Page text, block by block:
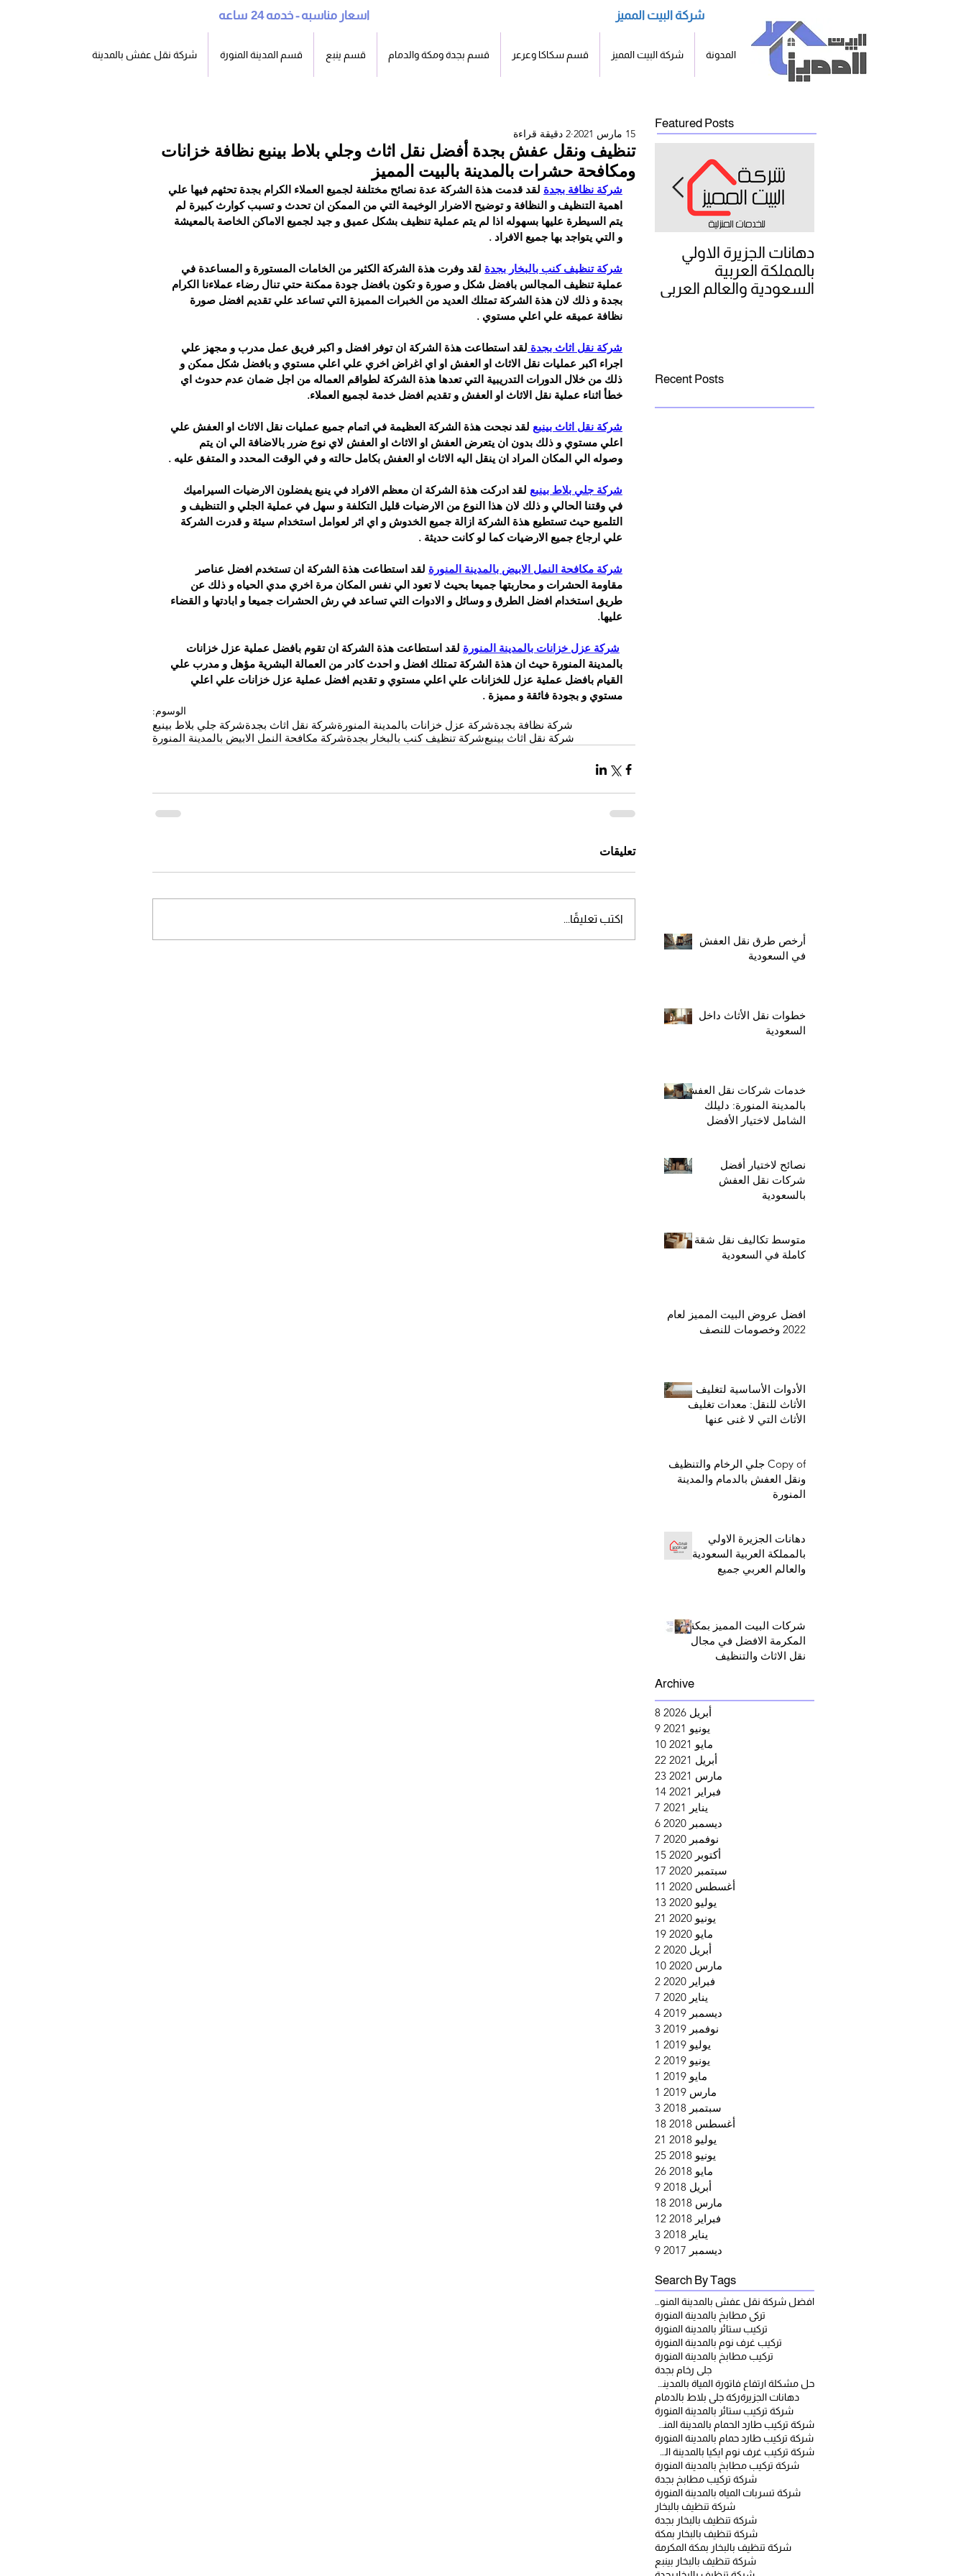
اسعار مناسبه - خدمه24 شركة البيت المميز
شركة نقل عفش بالمدينة قسم المدينة المنورة قسم ينبع قسم بجدة ومكة والدمام قسم سكاكا وعرعر شركة البيت المميز المدونة
تنظيف ونقل عفش بجدة أفضل نقل اثاث وجلي بلاط بينبع نظافة خزانات
ومكافحة حشرات بالمدينة بالبيت المميز
15 مارس 2021 2 دقيقة قراءة
شركة نظافة بجدة لقد قدمت هذة الشركة عدة نصائح مختلفة لجميع العملاء الكرام بجدة تحثهم فيها علي
اهمية التنظيف و النظافة و توضيح الاضرار الوخيمة التي من الممكن ان تحدث و تسبب كوارث كبيرة لم
يتم السيطرة عليها بسهوله اذا لم يتم عملية تنظيف بشكل عميق و جيد لجميع الاماكن الخاصة بالمعيشة
و التي يتواجد بها جميع الافراد .
شركة تنظيف كنب بالبخار بجدة لقد وفرت هذة الشركة الكثير من الخامات المستورة و المساعدة في
عملية تنظيف المجالس بافضل شكل و صورة و تكون بافضل جودة ممكنة حتي تنال رضاء عملاءنا الكرام
بجدة و ذلك لان هذة الشركة تمتلك العديد من الخبرات المميزة التي تساعد علي تقديم افضل صورة
نظافة عميقه علي اعلي مستوي .
شركة نقل اثاث بجدة لقد استطاعت هذة الشركة ان توفر افضل و اكبر فريق عمل مدرب و مجهز علي
اجراء اكبر عمليات نقل الاثاث او العفش او اي اغراض اخري علي اعلي مستوي و بافضل شكل ممكن و
ذلك من خلال الدورات التدريبية التي تعدها هذة الشركة لطواقم العماله من اجل ضمان عدم حدوث اي
خطأ اثناء عملية نقل الاثاث او العفش و تقديم افضل خدمة لجميع العملاء.
شركة نقل اثاث بينبع لقد نجحت هذة الشركة العظيمة في اتمام جميع عمليات نقل الاثاث او العفش علي
اعلي مستوي و ذلك بدون ان يتعرض العفش او الاثاث او العفش لاي نوع ضرر بالاضافة الي ان يتم
وصوله الي المكان المراد ان ينقل اليه الاثاث او العفش بكامل حالته و في الوقت المحدد و المتفق عليه .
شركة جلي بلاط بينبع لقد ادركت هذة الشركة ان معظم الافراد في ينبع يفضلون الارضيات السيراميك
في وقتنا الحالي و ذلك لان هذا النوع من الارضيات قليل التكلفة و سهل في عملية الجلي و التنظيف و
التلميع حيث تستطيع هذة الشركة ازالة جميع الخدوش و اي اثر لعوامل استخدام سيئة و قدرت الشركة
علي ارجاع جميع الارضيات كما لو كانت حديثة .
شركة مكافحة النمل الابيض بالمدينة المنورة لقد استطاعت هذة الشركة ان تستخدم افضل عناصر
مقاومة الحشرات و محاربتها جميعا بحيث لا تعود الي نفس المكان مرة اخري مدي الحياه و ذلك عن
طريق استخدام افضل الطرق و وسائل و الادوات التي تساعد في رش الحشرات جميعا و ابادتها و القضاء
عليها.
شركة عزل خزانات بالمدينة المنورة لقد استطاعت هذة الشركة ان تقوم بافضل عملية عزل خزانات
بالمدينة المنورة حيث ان هذة الشركة تمتلك افضل و احدث كادر من العمالة البشرية مؤهل و مدرب علي
القيام بافضل عملية عزل للخزانات علي اعلي مستوي و تقديم افضل عملية عزل خزانات علي اعلي
مستوي و بجودة فائقة و مميزة .
الوسوم:
شركة نظافة بجدةشركة عزل خزانات بالمدينة المنورةشركة نقل اثاث بجدةشركة جلي بلاط بينبع
شركة نقل اثاث بينبعشركة تنظيف كنب بالبخار بجدةشركة مكافحة النمل الابيض بالمدينة المنورة
تعليقات
اكتب تعليقًا...
Featured Posts
دهانات الجزيرة الاولي
بالمملكة العربية
السعودية والعالم العربي
للجلي بالمدينة المنورة
واقوي شركة تنظيف
المنوره لدينا أفضل أجهزة
وأدوات نقل الاثاث
المنزلي بأرخص الأسعار
حشرات منزلية بأرخص
الأسعار في شركة البيت
المميز
لدينا فني نجار محترف
Recent Posts
أرخص طرق نقل العفش
في السعودية
خطوات نقل الأثاث داخل
السعودية
خدمات شركات نقل العفش
بالمدينة المنورة: دليلك
الشامل لاختيار الأفضل
نصائح لاختيار أفضل
شركات نقل العفش
بالسعودية
متوسط تكاليف نقل شقة
كاملة في السعودية
افضل عروض البيت المميز لعام
2022 وخصومات للنصف
الأدوات الأساسية لتغليف
الأثاث للنقل: معدات تغليف
الأثاث التي لا غنى عنها
Copy of جلي الرخام والتنظيف
ونقل العفش بالدمام والمدينة
المنورة
دهانات الجزيرة الاولي
بالمملكة العربية السعودية
والعالم العربي جميع
شركات البيت المميز بمكة
المكرمة الافضل في مجال
نقل الاثاث والتنظيف
Archive
أبريل 2026 8
يونيو 2021
9
مايو 2021
10
أبريل 2021
22
مارس 2021
23
فبراير 2021
14
يناير 2021
7
ديسمبر 2020
6
نوفمبر 2020
7
أكتوبر 2020
15
سبتمبر 2020
17
أغسطس 2020
11
يوليو 2020
13
يونيو 2020
21
مايو 2020
19
أبريل 2020
2
مارس 2020
10
فبراير 2020
2
يناير 2020
7
ديسمبر 2019
4
نوفمبر 2019
3
يوليو 2019
1
يونيو 2019
2
مايو 2019
1
مارس 2019
1
سبتمبر 2018
3
أغسطس 2018
18
يوليو 2018
21
يونيو 2018
25
مايو 2018
26
أبريل 2018
9
مارس 2018
18
فبراير 2018
12
يناير 2018
3
ديسمبر 2017
9
Search By Tags
تركي مطابخ بالمدينة المنورة
تركيب ستائر بالمدينة المنورة
تركيب غرف نوم بالمدينة المنورة
تركيب مطابخ بالمدينة المنورة
جلى رخام بجدة
دهانات الجزيرةركة جلي بلاط بالدمام
شركة تركيب ستائر بالمدينة المنورة
شركة تركيب طارد حمام بالمدينة المنورة
شركة تركيب مطابخ بالمدينة المنورة
شركة تركيب مطابخ بجدة
شركة تسربات المياه بالمدينة المنورة
شركة تنظيف بالبخار
شركة تنظيف بالبخار بجدة
شركة تنظيف بالبخار بمكة
شركة تنظيف بالبخار بمكة المكرمة
شركة تنظيف بالبخار بينبع